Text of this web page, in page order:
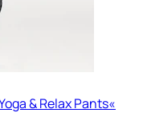
& Relax Pants«